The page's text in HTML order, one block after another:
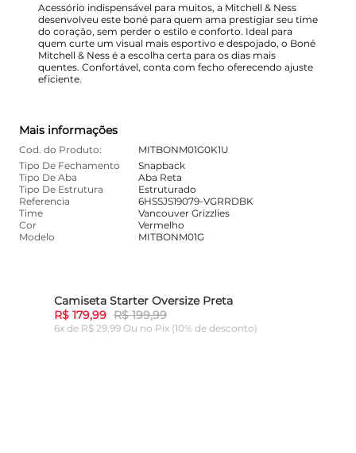
Acessório indispensável para muitos, a Mitchell & Ness
desenvolveu este boné para quem ama prestigiar seu time
do coração, sem perder o estilo e conforto. Ideal para
quem curte um visual mais esportivo e despojado, o Boné
Mitchell & Ness é a escolha certa para os dias mais
quentes. Confortável, conta com fecho oferecendo ajuste
eficiente.
Mais informações
Cod. do Produto:
MITBONM01G0K1U
Tipo De Fechamento
Snapback
Tipo De Aba
Aba Reta
Tipo De Estrutura
Estruturado
Referencia
6HSSJS19079-VGRRDBK
Time
Vancouver Grizzlies
Cor
Vermelho
Modelo
MITBONM01G
Camiseta Starter Oversize Preta
R$ 179,99 R$ 199,99
6x de R$ 29,99 Ou no Pix (10% de desconto)